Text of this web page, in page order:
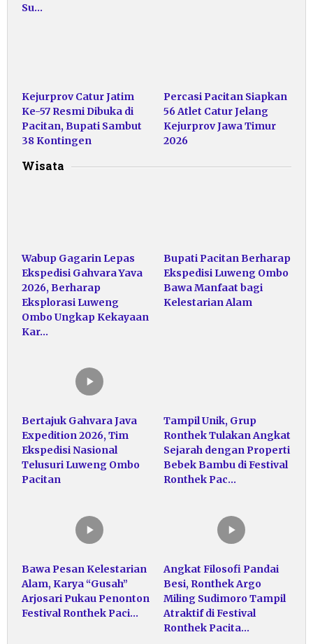
Su…
Kejurprov Catur Jatim
Ke-57 Resmi Dibuka di
Pacitan, Bupati Sambut
38 Kontingen
Percasi Pacitan Siapkan
56 Atlet Catur Jelang
Kejurprov Jawa Timur
2026
Wisata
Wabup Gagarin Lepas
Ekspedisi Gahvara Yava
2026, Berharap
Eksplorasi Luweng
Ombo Ungkap Kekayaan
Kar…
Bupati Pacitan Berharap
Ekspedisi Luweng Ombo
Bawa Manfaat bagi
Kelestarian Alam
Bertajuk Gahvara Java
Expedition 2026, Tim
Ekspedisi Nasional
Telusuri Luweng Ombo
Pacitan
Tampil Unik, Grup
Ronthek Tulakan Angkat
Sejarah dengan Properti
Bebek Bambu di Festival
Ronthek Pac…
Bawa Pesan Kelestarian
Alam, Karya “Gusah”
Arjosari Pukau Penonton
Festival Ronthek Paci…
Angkat Filosofi Pandai
Besi, Ronthek Argo
Miling Sudimoro Tampil
Atraktif di Festival
Ronthek Pacita…